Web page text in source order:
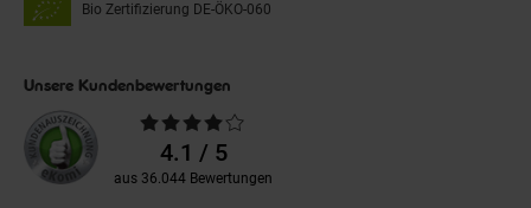
Bio Zertifizierung DE-ÖKO-060
Unsere Kundenbewertungen
Durchschnittliche
Bewertungen4.1 / 5
aus 36.044 Bewertungen